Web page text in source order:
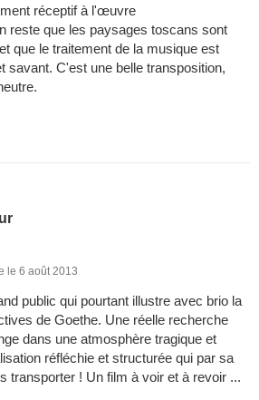
réceptif à l'œuvre
reste que les paysages toscans sont
que le traitement de la musique est
savant. C'est une belle transposition,
le 6 août 2013
public qui pourtant illustre avec brio la
de Goethe. Une réelle recherche
dans une atmosphère tragique et
réfléchie et structurée qui par sa
transporter ! Un film à voir et à revoir ...